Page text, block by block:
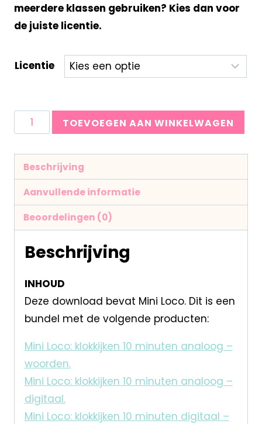
meerdere klassen gebruiken? Kies dan voor
de juiste licentie.
Licentie
TOEVOEGEN AAN WINKELWAGEN
Beschrijving
Aanvullende informatie
Beoordelingen (0)
Beschrijving
INHOUD
Deze download bevat Mini Loco. Dit is een
bundel met de volgende producten:
Mini Loco: klokkijken 10 minuten analoog –
woorden.
Mini Loco: klokkijken 10 minuten analoog –
digitaal.
Mini Loco: klokkijken 10 minuten digitaal –